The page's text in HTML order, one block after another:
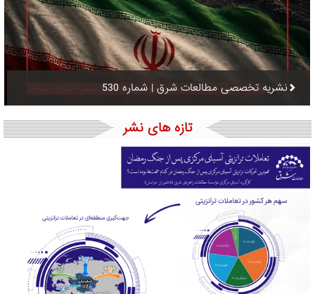
نشریه تخصصی مطالعات شرق | شماره 530
تازه های نشر